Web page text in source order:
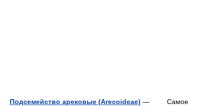
Подсемейство арековые (Arecoideae) — Самое